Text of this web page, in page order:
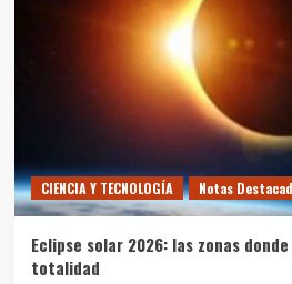
CIENCIA Y TECNOLOGÍA Notas
Eclipse solar 2026: las zonas
totalidad